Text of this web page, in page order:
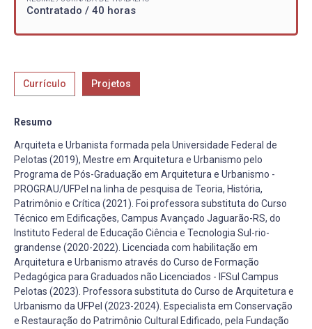
Contratado / 40 horas
Currículo Projetos
Resumo
Arquiteta e Urbanista formada pela Universidade Federal de
Pelotas (2019), Mestre em Arquitetura e Urbanismo pelo
Programa de Pós-Graduação em Arquitetura e Urbanismo -
PROGRAU/UFPel na linha de pesquisa de Teoria, História,
Patrimônio e Crítica (2021). Foi professora substituta do Curso
Técnico em Edificações, Campus Avançado Jaguarão-RS, do
Instituto Federal de Educação Ciência e Tecnologia Sul-rio-
grandense (2020-2022). Licenciada com habilitação em
Arquitetura e Urbanismo através do Curso de Formação
Pedagógica para Graduados não Licenciados - IFSul Campus
Pelotas (2023). Professora substituta do Curso de Arquitetura e
Urbanismo da UFPel (2023-2024). Especialista em Conservação
e Restauração do Patrimônio Cultural Edificado, pela Fundação